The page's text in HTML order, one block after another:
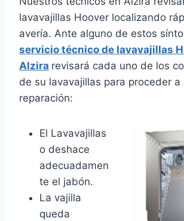
lavavajillas Hoover localizando
avería. Ante alguno de estos
servicio técnico de lavavajillas
Alzira revisará cada uno de los
de su lavavajillas para proceder a
reparación:
El Lavavajillas
o deshace
adecuadamen
te el jabón.
La vajilla
queda